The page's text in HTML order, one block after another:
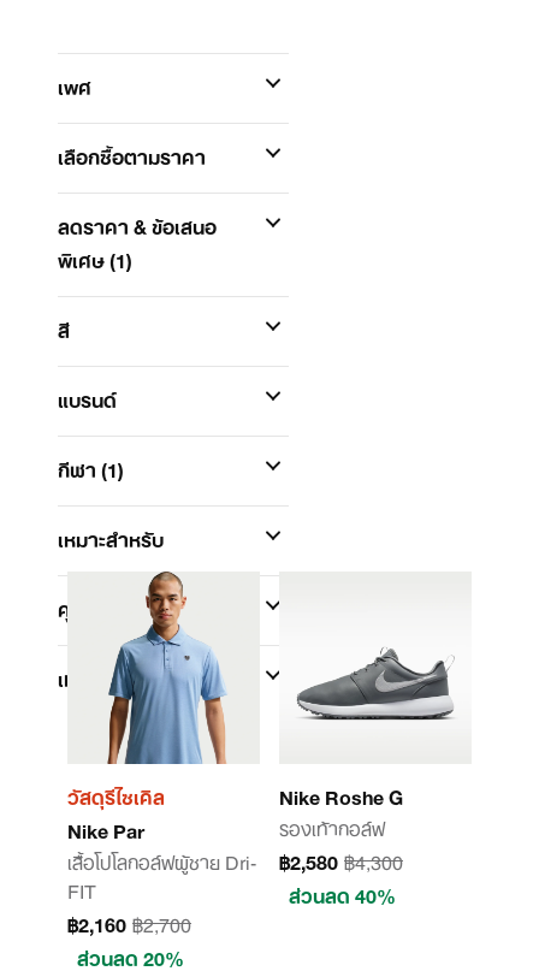
เพศ
เลือกซื้อตามราคา
ลดราคา & ข้อเสนอ
พิเศษ(1)
สี
แบรนด์
กีฬา(1)
เหมาะสำหรับ
คุณสมบัติ
เทคโนโลยี
วัสดุรีไซเคิล
Nike Par
เสื้อโปโลกอล์ฟผู้ชาย Dri-
FIT
฿2,160฿2,700
ส่วนลด 20%
Nike Roshe G
รองเท้ากอล์ฟ
฿2,580฿4,300
ส่วนลด 40%